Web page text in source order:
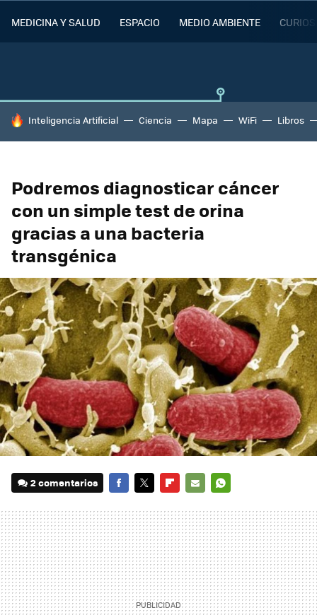
MEDICINA Y SALUD ESPACIO MEDIO AMBIENTE
HOY SE HABLA DE
Inteligencia Artificial Ciencia Mapa WiFi Libros
Podremos diagnosticar cáncer
con un simple test de orina
gracias a una bacteria
transgénica
2 comentarios
MAIL